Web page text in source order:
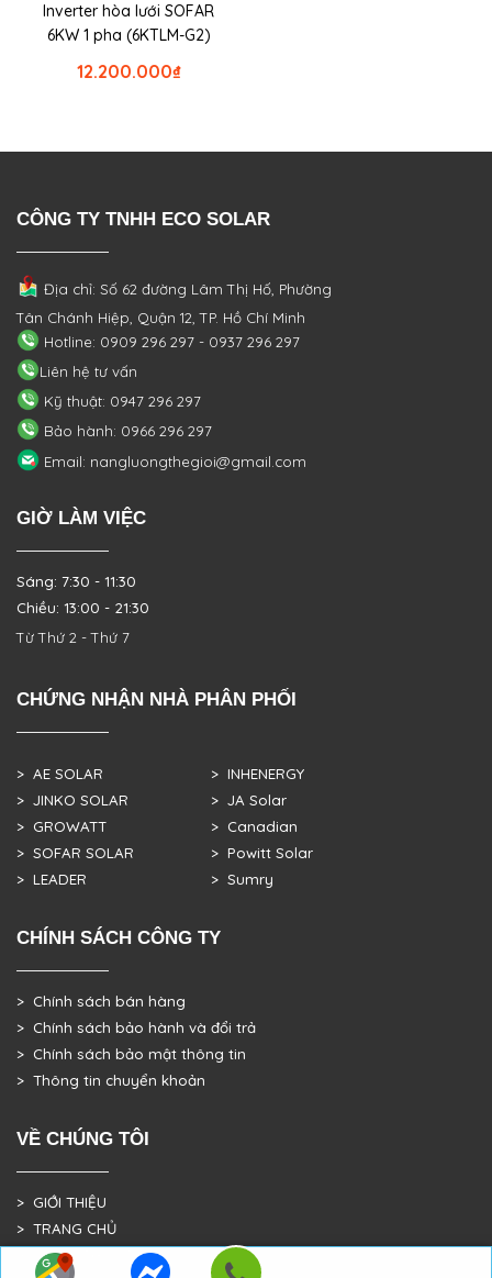
Inverter hòa lưới SOFAR
6KW 1 pha (6KTLM-G2)
₫
12.200.000
CÔNG TY TNHH ECO SOLAR
Địa chỉ: Số 62 đường Lâm Thị Hố, Phường
Tân Chánh Hiệp, Quận 12, TP. Hồ Chí Minh
Hotline: 0909 296 297 - 0937 296 297
Liên hệ tư vấn
Kỹ thuật: 0947 296 297
Bảo hành: 0966 296 297
Email: nangluongthegioi@gmail.com
GIỜ LÀM VIỆC
Sáng: 7:30 - 11:30
Chiều: 13:00 - 21:30
Từ Thứ 2 - Thứ 7
CHỨNG NHẬN NHÀ PHÂN PHỐI
> AE SOLAR
> JINKO SOLAR
> GROWATT
> SOFAR SOLAR
> LEADER
> INHENERGY
> JA Solar
> Canadian
> Powitt Solar
> Sumry
CHÍNH SÁCH CÔNG TY
> Chính sách bán hàng
> Chính sách bảo hành và đổi trả
> Chính sách bảo mật thông tin
> Thông tin chuyển khoản
VỀ CHÚNG TÔI
> GIỚI THIỆU
> TRANG CHỦ
> DỰ ÁN THỰC TẾ